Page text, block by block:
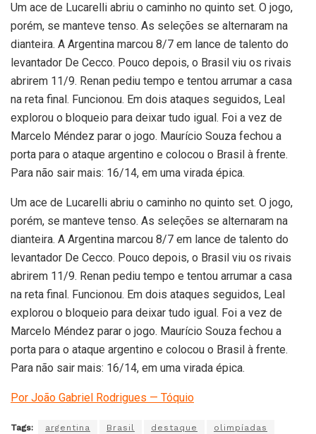
Um ace de Lucarelli abriu o caminho no quinto set. O jogo,
porém, se manteve tenso. As seleções se alternaram na
dianteira. A Argentina marcou 8/7 em lance de talento do
levantador De Cecco. Pouco depois, o Brasil viu os rivais
abrirem 11/9. Renan pediu tempo e tentou arrumar a casa
na reta final. Funcionou. Em dois ataques seguidos, Leal
explorou o bloqueio para deixar tudo igual. Foi a vez de
Marcelo Méndez parar o jogo. Maurício Souza fechou a
porta para o ataque argentino e colocou o Brasil à frente.
Para não sair mais: 16/14, em uma virada épica.
Um ace de Lucarelli abriu o caminho no quinto set. O jogo,
porém, se manteve tenso. As seleções se alternaram na
dianteira. A Argentina marcou 8/7 em lance de talento do
levantador De Cecco. Pouco depois, o Brasil viu os rivais
abrirem 11/9. Renan pediu tempo e tentou arrumar a casa
na reta final. Funcionou. Em dois ataques seguidos, Leal
explorou o bloqueio para deixar tudo igual. Foi a vez de
Marcelo Méndez parar o jogo. Maurício Souza fechou a
porta para o ataque argentino e colocou o Brasil à frente.
Para não sair mais: 16/14, em uma virada épica.
Por João Gabriel Rodrigues — Tóquio
Tags: argentina Brasil destaque olimpíadas